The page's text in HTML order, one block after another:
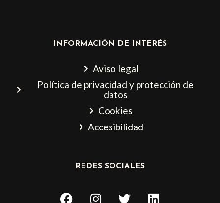
INFORMACIÓN DE INTERÉS
Aviso legal
Política de privacidad y protección de
datos
Cookies
Accesibilidad
REDES SOCIALES
F
I
T
L